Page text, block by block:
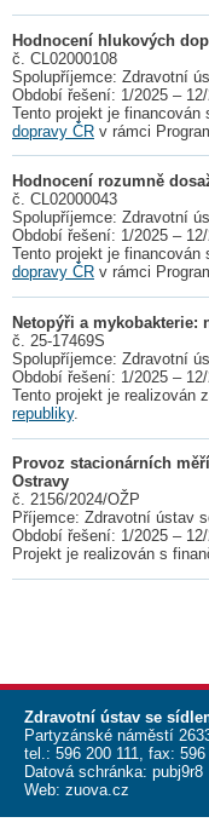
Hodnocení hlukových
č. CL02000108
Spolupříjemce: Zdravotní
Období řešení: 1/2025 –
Tento projekt je financován
dopravy ČR v rámci
Hodnocení rozumně
č. CL02000043
Spolupříjemce: Zdravotní
Období řešení: 1/2025 –
Tento projekt je financován
dopravy ČR v rámci
Netopýři a mykobakterie:
č. 25-17469S
Spolupříjemce: Zdravotní
Období řešení: 1/2025 –
Tento projekt je realizován
republiky.
Provoz stacionárních
Ostravy
č. 2156/2024/OŽP
Příjemce: Zdravotní ústav
Období řešení: 1/2025 –
Projekt je realizován s
Zdravotní ústav se
Partyzánské náměstí
tel.: 596 200 111 , fax: 596
Datová schránka: pubj9r8
Web: zuova.cz